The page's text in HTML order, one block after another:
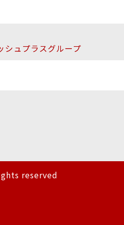
シュプラスグループ
reserved